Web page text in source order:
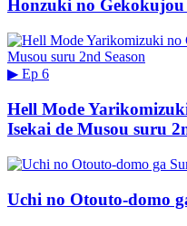
Honzuki no Gekokujou
▶ Ep 6
Hell Mode
Isekai de Musou suru
Uchi no Otouto-domo